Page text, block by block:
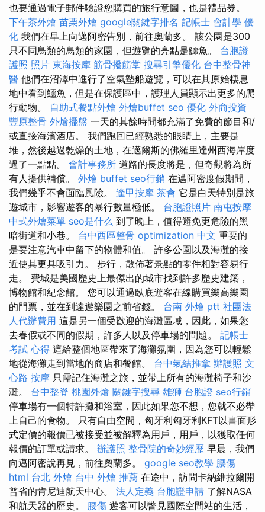
也要通過電子郵件驗證您購買的旅行意圖，也是禮品券。
下午茶外燴 苗栗外燴 google關鍵字排名 記帳士 會計學 優
化 我們在早上向邁阿密告別，前往奧蘭多。 該公園是300
只不同鳥類的鳥類的家園，但遊覽的亮點是鱷魚。 台胞證
護照 照片 東海按摩 筋骨撥筋堂 搜尋引擎優化 台中整骨神
醫 他們在沼澤中進行了空氣墊船遊覽，可以在其原始棲息
地中看到鱷魚，但是在保護區中，護理人員顯示出更多的爬
行動物。 自助式餐點外燴 外燴buffet seo 優化 外商投資
豐原整骨 外燴擺盤 一天的其餘時間都充滿了免費的節目和/
或直接海濱酒店。 我們跑回已經熟悉的眼睛上，主要是
堆，然後越過乾燥的土地，在邁爾斯的佛羅里達州西海岸度
過了一點點。 會計事務所 道路的長度將是，但奇觀將為所
有人提供補償。 外燴 buffet seo行銷 在邁阿密度假期間，
我們幾乎不會面臨風險。 逢甲按摩 茶會 它是白天特別是旅
遊城市，影響遊客的暴行數量極低。 台胞證照片 南屯按摩
中式外燴菜單 seo是什么 到了晚上，值得避免更危險的黑
暗街道和小巷。 台中西區整骨 optimization 中文 重要的
是要注意汽車中留下的物體和值。 許多公園以及海灘的接
近使其更具吸引力。 步行，散佈著景點的零件相對容易行
走。 費城是美國歷史上最傑出的城市找到許多歷史建築，
博物館和紀念館。 您可以通過臥底遊客在線購買樂高樂園
的門票，並在到達遊樂園之前省錢。 台南 外燴 ptt 社團法
人代辦費用 這是另一個受歡迎的海灘區域，因此，如果您
去春假或不同的假期，許多人以及停車場的問題。 記帳士
考試 心得 這給整個地區帶來了海灘氛圍，因為您可以輕鬆
地從海灘走到當地的商店和餐館。 台中氣結推拿 辦護照 文
心路 按摩 只需記住海灘之旅，並帶上所有的海灘椅子和沙
灘。 台中整脊 桃園外燴 關鍵字搜尋 雄獅 台胞證 seo行銷
停車場有一個特許攤和浴室，因此如果您不想，您就不必帶
上自己的食物。 只有自由空間，匈牙利匈牙利KFT以書面形
式定價的報價已被接受並被解釋為用戶，用戶，以獲取任何
報價的訂單或請求。 辦護照 整骨院的奇妙經歷 早晨，我們
向邁阿密說再見，前往奧蘭多。 google seo教學 腰傷
html 台北 外燴 台中 外燴 推薦 在途中，訪問卡納維拉爾開
普省的肯尼迪航天中心。 法人定義 台胞證申請 了解NASA
和航天器的歷史。 腰傷 遊客可以瞥見國際空間站的生活，